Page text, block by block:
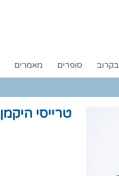
בקרוב סופרים מאמרים
טרייסי היקמן